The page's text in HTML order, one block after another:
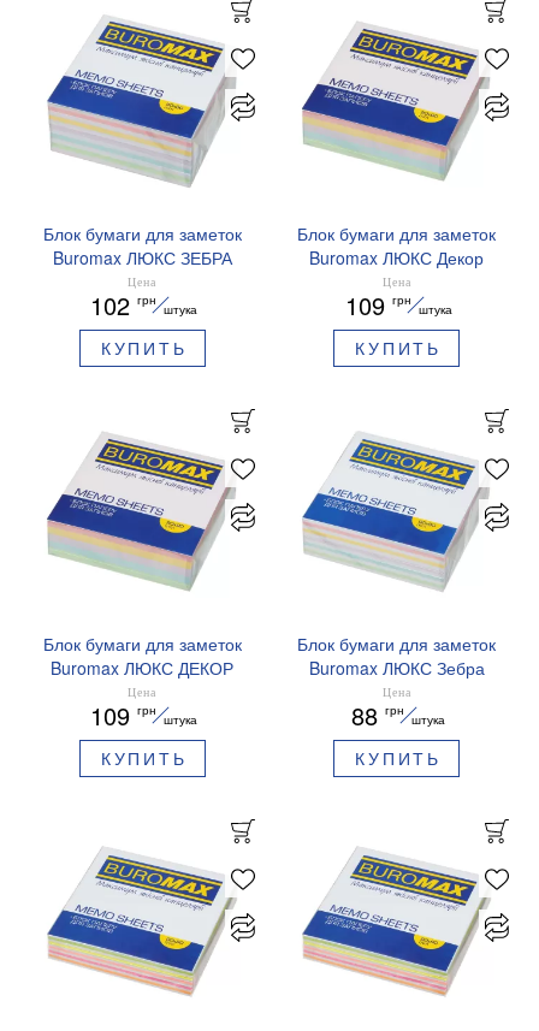
Блок бумаги для заметок
Buromax ЛЮКС ЗЕБРА
90х90х40мм не склеен
BM.2263
Цена
102 грн
штука
КУПИТЬ
Блок бумаги для заметок
Buromax ЛЮКС Декор
90х90х30мм не склеен
BM.2283
Цена
109 грн
штука
КУПИТЬ
Блок бумаги для заметок
Buromax ЛЮКС ДЕКОР
90х90х30мм склеенный
BM.2282
Цена
109 грн
штука
КУПИТЬ
Блок бумаги для заметок
Buromax ЛЮКС Зебра
90х90х30мм склеенный
BM.2260
Цена
88 грн
штука
КУПИТЬ